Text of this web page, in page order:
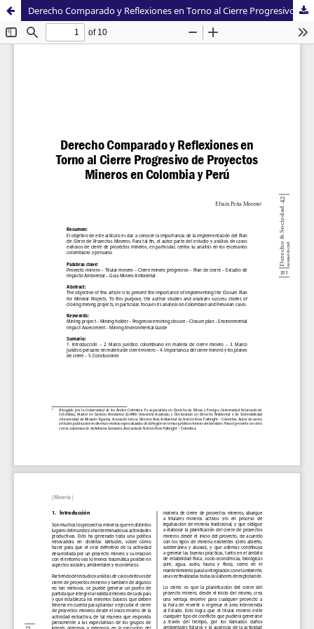
Derecho Comparado y Reflexiones en Torno al Cierre Progresivo de Proyectos Mineros en Colombia y Perú